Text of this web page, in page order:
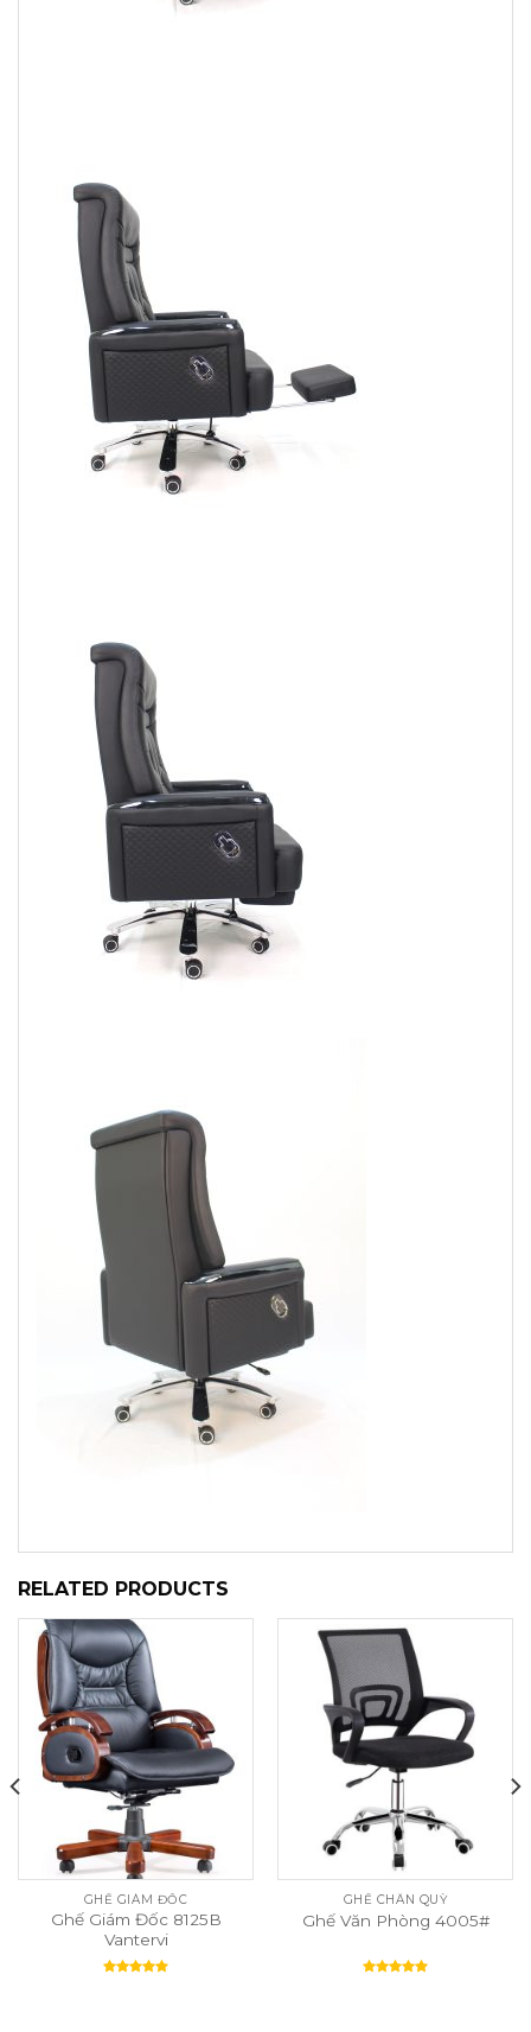
RELATED PRODUCTS
GHẾ GIÁM ĐỐC
Ghế Giám Đốc 8125B
Vantervi
GHẾ CHÂN QUỲ
Ghế Văn Phòng 4005#